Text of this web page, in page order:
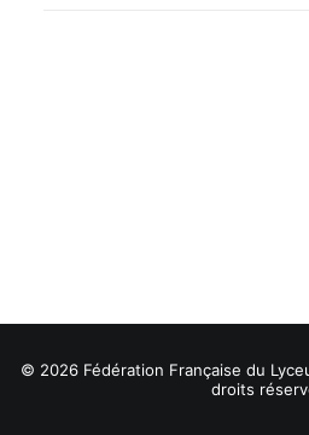
© 2026 Fédération Française du
droits